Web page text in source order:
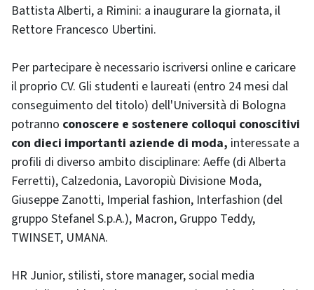
Battista Alberti, a Rimini: a inaugurare la giornata, il
Rettore Francesco Ubertini.
Per partecipare è necessario iscriversi online e caricare
il proprio CV. Gli studenti e laureati (entro 24 mesi dal
conseguimento del titolo) dell'Università di Bologna
potranno conoscere e sostenere colloqui conoscitivi
con dieci importanti aziende di moda, interessate a
profili di diverso ambito disciplinare: Aeffe (di Alberta
Ferretti), Calzedonia, Lavoropiù Divisione Moda,
Giuseppe Zanotti, Imperial fashion, Interfashion (del
gruppo Stefanel S.p.A.), Macron, Gruppo Teddy,
TWINSET, UMANA.
HR Junior, stilisti, store manager, social media